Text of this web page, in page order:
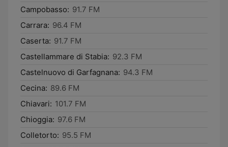
Campobasso: 91.7 FM
Carrara: 96.4 FM
Caserta: 91.7 FM
Castellammare di Stabia: 92.3 FM
Castelnuovo di Garfagnana: 94.3 FM
Cecina: 89.6 FM
Chiavari: 101.7 FM
Chioggia: 97.6 FM
Colletorto: 95.5 FM